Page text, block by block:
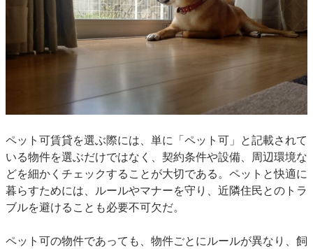
ペット可賃貸を選ぶ際には、単に「ペット可」と記載されて
いる物件を選ぶだけではなく、契約条件や設備、周辺環境な
どを細かくチェックすることが大切である。ペットと快適に
暮らすためには、ルールやマナーを守り、近隣住民とのトラ
ブルを避けることも必要不可欠だ。
ペット可の物件であっても、物件ごとにルールが異なり、飼